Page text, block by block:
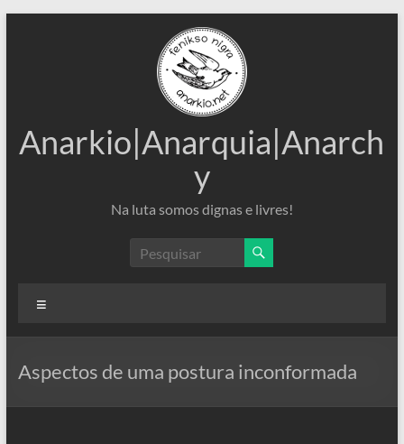
Anarkio|Anarquia|Anarch
y
Na luta somos dignas e livres!
Aspectos de uma postura inconformada